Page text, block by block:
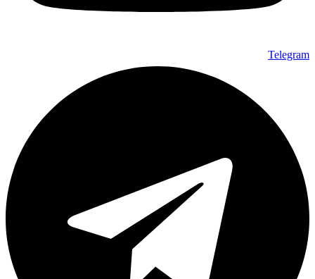
Telegram